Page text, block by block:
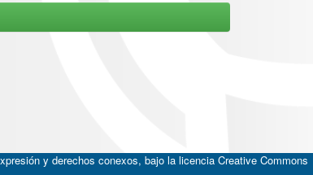
y derechos conexos, bajo la licencia Creative Commons